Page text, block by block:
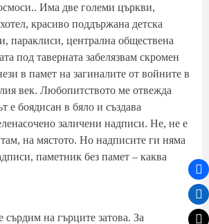
Има две големи църкви,
красиво поддържана детска
параклиси, централна обществена
под таверната забелязвам скромен
в памет на загиналите от войните в
век. Любопитството ме отвежда
е боядисан в бяло и създава
заличени надписи. Не, не е
на мястото. Но надписите ги няма
паметник без памет – каква
на гърците затова. За